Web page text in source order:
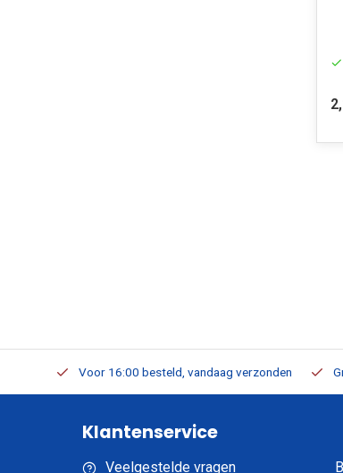
Voor 16:00 besteld, vandaag verzonden
Klantenservice
Veelgestelde vragen